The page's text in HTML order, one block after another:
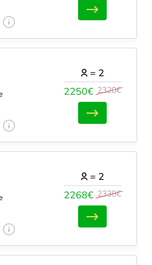
2250€ 2320€
= 2
2268€ 2338€
= 2